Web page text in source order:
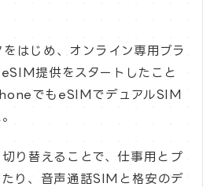
はじめ、オンライン専用ブラ
提供をスタートしたこと
でもeSIMでデュアルSIM
り替えることで、仕事用とプ
り、音声通話SIMと格安のデ